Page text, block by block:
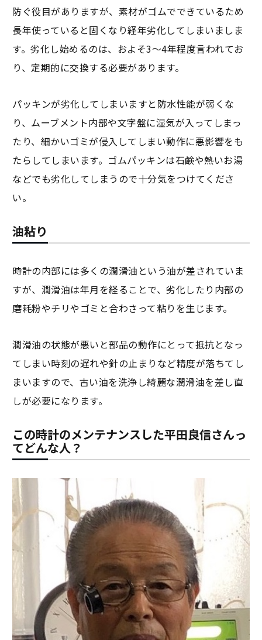
防ぐ役目がありますが、素材がゴムでできているため
長年使っていると固くなり経年劣化してしまいましま
す。劣化し始めるのは、およそ3～4年程度言われてお
り、定期的に交換する必要があります。
パッキンが劣化してしまいますと防水性能が弱くな
り、ムーブメント内部や文字盤に湿気が入ってしまっ
たり、細かいゴミが侵入してしまい動作に悪影響をも
たらしてしまいます。ゴムパッキンは石鹸や熱いお湯
などでも劣化してしまうので十分気をつけてくださ
い。
油粘り
時計の内部には多くの潤滑油という油が差されていま
すが、潤滑油は年月を経ることで、劣化したり内部の
磨耗粉やチリやゴミと合わさって粘りを生じます。
潤滑油の状態が悪いと部品の動作にとって抵抗となっ
てしまい時刻の遅れや針の止まりなど精度が落ちてし
まいますので、古い油を洗浄し綺麗な潤滑油を差し直
しが必要になります。
この時計のメンテナンスした平田良信さんっ
てどんな人？